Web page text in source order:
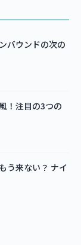
バウンドの次の
！注目の3つの
う来ない？ ナイ